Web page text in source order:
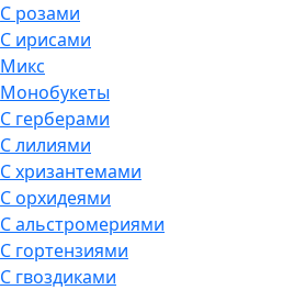
С розами
С ирисами
Микс
Монобукеты
С герберами
С лилиями
С хризантемами
С орхидеями
С альстромериями
С гортензиями
С гвоздиками